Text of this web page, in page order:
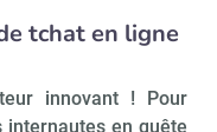
tchat en ligne
innovant ! Pour
en quête
Matin